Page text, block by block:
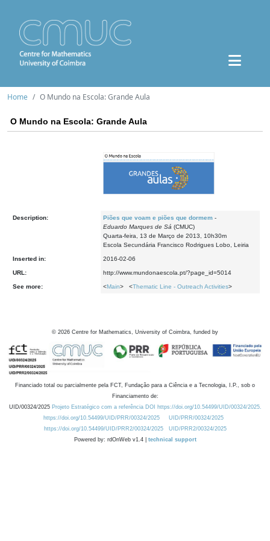
Home O Mundo na Escola: Grande Aula
O Mundo na Escola: Grande Aula
Description: Piões que voam e piões que dormem -
Eduardo Marques de Sá (CMUC)
Quarta-feira, 13 de Março de 2013, 10h30m
Escola Secundária Francisco Rodrigues Lobo, Leiria
Inserted in: 2016-02-06
URL: http://www.mundonaescola.pt/?page_id=5014
See more: <Main> <Thematic Line - Outreach Activities>
© 2026 Centre for Mathematics, University of Coimbra, funded by
Financiado total ou parcialmente pela FCT, Fundação para a Ciência e a Tecnologia, I.P., sob o
Financiamento de:
UID/00324/2025 Projeto Estratégico com a referência DOI https://doi.org/10.54499/UID/00324/2025.
https://doi.org/10.54499/UID/PRR/00324/2025
UID/PRR/00324/2025
https://doi.org/10.54499/UID/PRR2/00324/2025
UID/PRR2/00324/2025
Powered by: rdOnWeb v1.4 | technical support